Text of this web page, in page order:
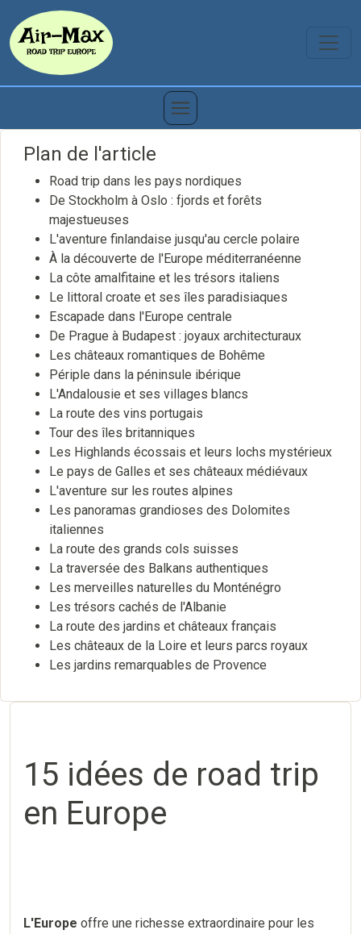
Plan de l'article
Road trip dans les pays nordiques
De Stockholm à Oslo : fjords et forêts
majestueuses
L'aventure finlandaise jusqu'au cercle polaire
À la découverte de l'Europe méditerranéenne
La côte amalfitaine et les trésors italiens
Le littoral croate et ses îles paradisiaques
Escapade dans l'Europe centrale
De Prague à Budapest : joyaux architecturaux
Les châteaux romantiques de Bohême
Périple dans la péninsule ibérique
L'Andalousie et ses villages blancs
La route des vins portugais
Tour des îles britanniques
Les Highlands écossais et leurs lochs mystérieux
Le pays de Galles et ses châteaux médiévaux
L'aventure sur les routes alpines
Les panoramas grandioses des Dolomites
italiennes
La route des grands cols suisses
La traversée des Balkans authentiques
Les merveilles naturelles du Monténégro
Les trésors cachés de l'Albanie
La route des jardins et châteaux français
Les châteaux de la Loire et leurs parcs royaux
Les jardins remarquables de Provence
15 idées de road trip
en Europe
L'Europe offre une richesse extraordinaire pour les